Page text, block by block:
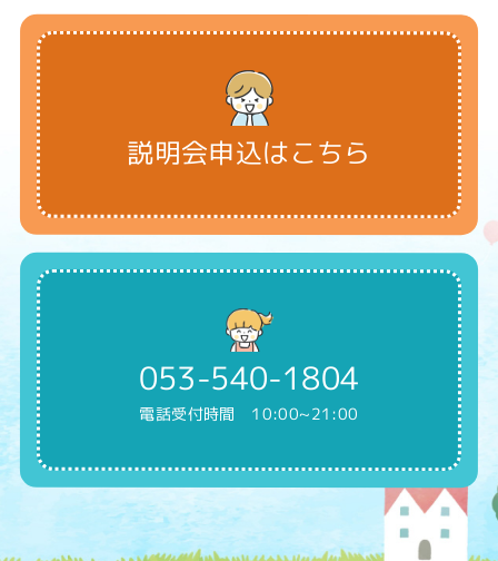
説明会申込はこちら
053-540-1804
電話受付時間 10:00~21:00